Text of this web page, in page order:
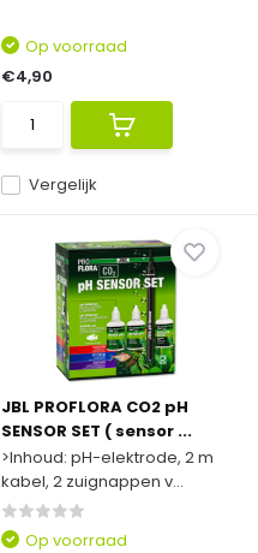
Vergelijk
Op voorraad
€4,90
JBL PROFLORA CO2 pH
SENSOR SET ( sensor ...
>Inhoud: pH-elektrode, 2 m
kabel, 2 zuignappen v...
Op voorraad